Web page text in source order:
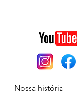
Nossa história